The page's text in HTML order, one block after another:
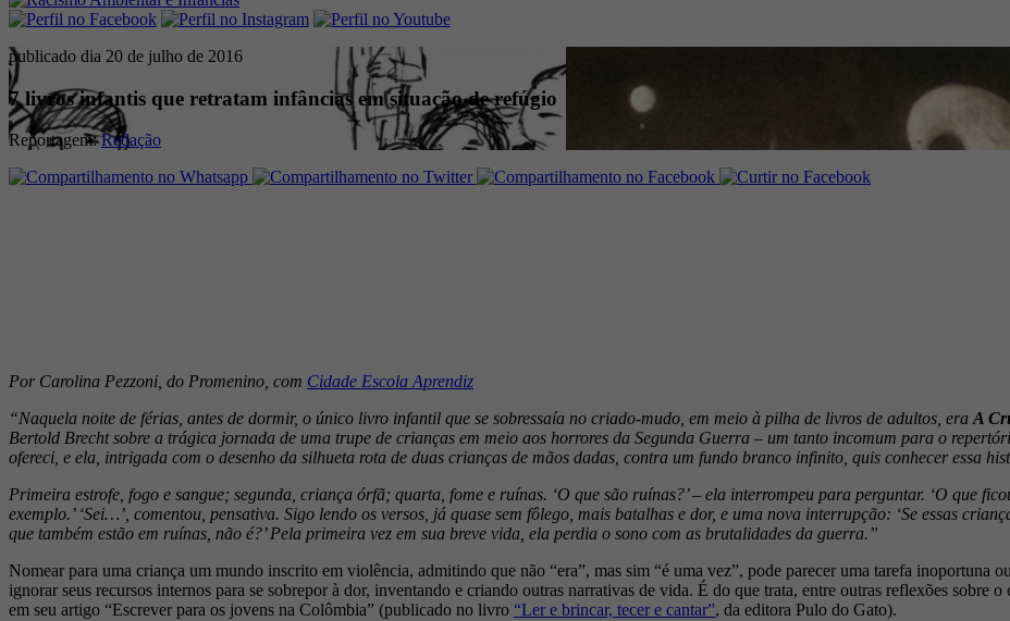
publicado dia 20 de julho de 2016
7 livros infantis que retratam infâncias em situação de refúgio
Reportagem:Redação
Por Carolina Pezzoni, do Promenino, com Cidade Escola Aprendiz
“Naquela noite de férias, antes de dormir, o único livro infantil que se sobressaía no criado-mudo, em meio à pilha de livros de adultos, era A
Bertold Brecht sobre a trágica jornada de uma trupe de crianças em meio aos horrores da Segunda Guerra – um tanto incomum para o
ofereci, e ela, intrigada com o desenho da silhueta rota de duas crianças de mãos dadas, contra um fundo branco infinito, quis conhecer essa
Primeira estrofe, fogo e sangue; segunda, criança órfã; quarta, fome e ruínas. ‘O que são ruínas?’ – ela interrompeu para perguntar. ‘O que
exemplo.’ ‘Sei…’, comentou, pensativa. Sigo lendo os versos, já quase sem fôlego, mais batalhas e dor, e uma nova interrupção: ‘Se essas
que também estão em ruínas, não é?’ Pela primeira vez em sua breve vida, ela perdia o sono com as brutalidades da guerra.”
Nomear para uma criança um mundo inscrito em violência, admitindo que não “era”, mas sim “é uma vez”, pode parecer uma tarefa inoportuna
ignorar seus recursos internos para se sobrepor à dor, inventando e criando outras narrativas de vida. É do que trata, entre outras reflexões sobre
em seu artigo “Escrever para os jovens na Colômbia” (publicado no livro “Ler e brincar, tecer e cantar”, da editora Pulo do Gato).